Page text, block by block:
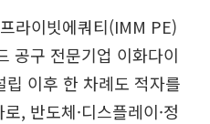
라이빗에쿼티(IMM PE)
공구 전문기업 이화다이
이후 한 차례도 적자를
, 반도체·디스플레이·정